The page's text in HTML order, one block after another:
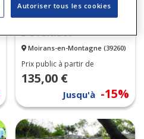
D'OYONNAX
Moirans-en-Montagne (39260)
Prix public à partir de
135,00 €
Jusqu'à -15%
Autoriser tous les cookies